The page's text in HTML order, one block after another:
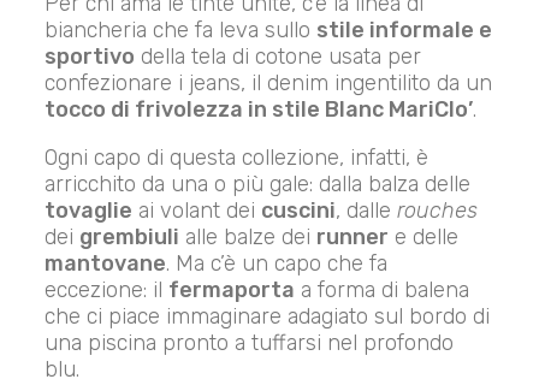
biancheria che fa leva sullo stile informale e
sportivo della tela di cotone usata per
confezionare i jeans, il denim ingentilito da un
tocco di frivolezza in stile Blanc MariClo’.
Ogni capo di questa collezione, infatti, è
arricchito da una o più gale: dalla balza delle
tovaglie ai volant dei cuscini, dallerouches
dei grembiuli alle balze dei runner e delle
mantovane. Ma c’è un capo che fa
eccezione: il fermaporta a forma di balena
che ci piace immaginare adagiato sul bordo di
una piscina pronto a tuffarsi nel profondo
blu.